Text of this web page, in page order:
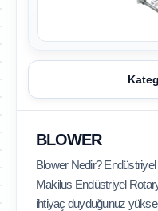
BLOWER
Blower Nedir?
Makilus Endüstriyel
ihtiyaç duyduğunuz